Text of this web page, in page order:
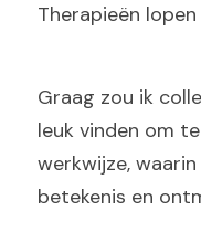
Therapieën
Graag zou ik
leuk vinden om
werkwijze,
betekenis en